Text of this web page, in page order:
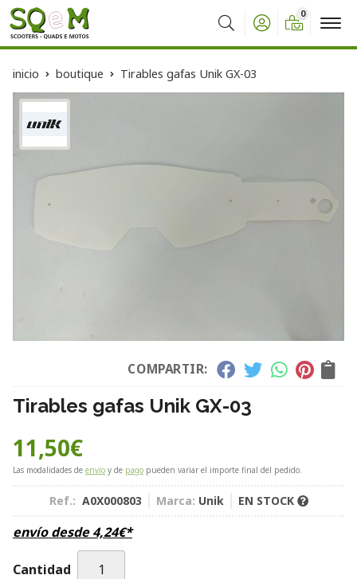
Buscar
0
inicio boutique Tirables gafas Unik GX-03
COMPARTIR:
Tirables gafas Unik GX-03
11,50€
Las modalidades de envío y de pago pueden variar el importe final del pedido.
Ref.: A0X000803 Marca: Unik EN STOCK
envío desde4,24€*
Cantidad